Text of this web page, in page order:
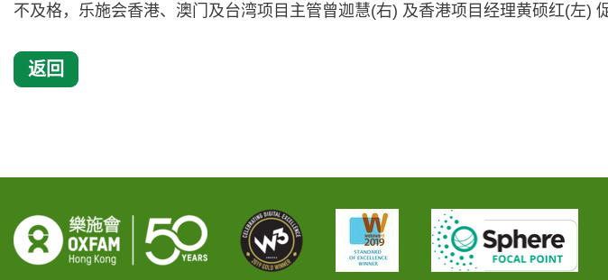
不及格，乐施会香港、澳门及台湾项目主管曾迦慧(右) 及香港项目经理黄硕红(左)
返回